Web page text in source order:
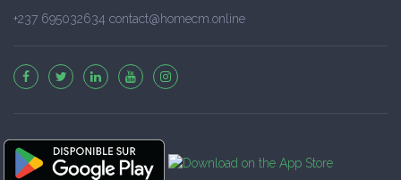
+237 695032634 contact@homecm.online